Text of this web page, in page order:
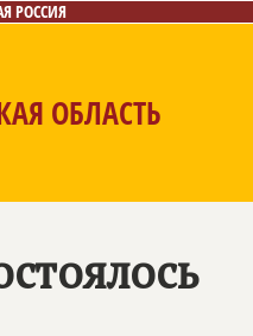
РОССИЯ
ОБЛАСТЬ